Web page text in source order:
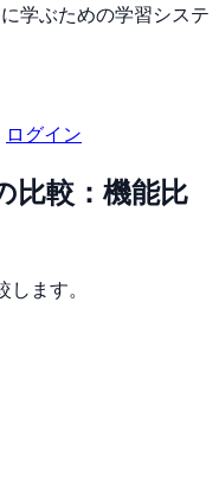
学ぶための学習システ
ログイン
比較：機能比
ます。